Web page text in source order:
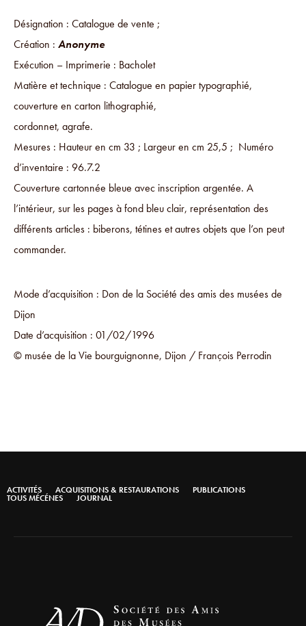
Désignation : Catalogue de vente ;
Création : Anonyme
Exécution – Imprimerie : Bacholet
Matière et technique : Catalogue en papier typographié,
couverture en carton lithographié,
cordonnet, agrafe.
Mesures : Hauteur en cm 33 ; Largeur en cm 25,5 ; Numéro
d’inventaire : 96.7.2
Couverture cartonnée bleue avec inscription argentée. A
l’intérieur, sur les pages à fond bleu clair, représentation des
différents articles : biberons, tétines et autres objets que l’on peut
commander.
Mode d’acquisition : Don de la Société des amis des musées de
Dijon
Date d’acquisition : 01/02/1996
© musée de la Vie bourguignonne, Dijon / François Perrodin
ACTIVITÉS ACQUISITIONS & RESTAURATIONS PUBLICATIONS
TOUS MÉCÉNES JOURNAL